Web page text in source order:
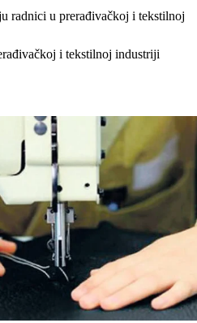
radnici u prerađivačkoj i tekstilnoj
i tekstilnoj industriji